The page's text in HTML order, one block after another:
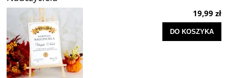
19,99 zł
DO KOSZYKA